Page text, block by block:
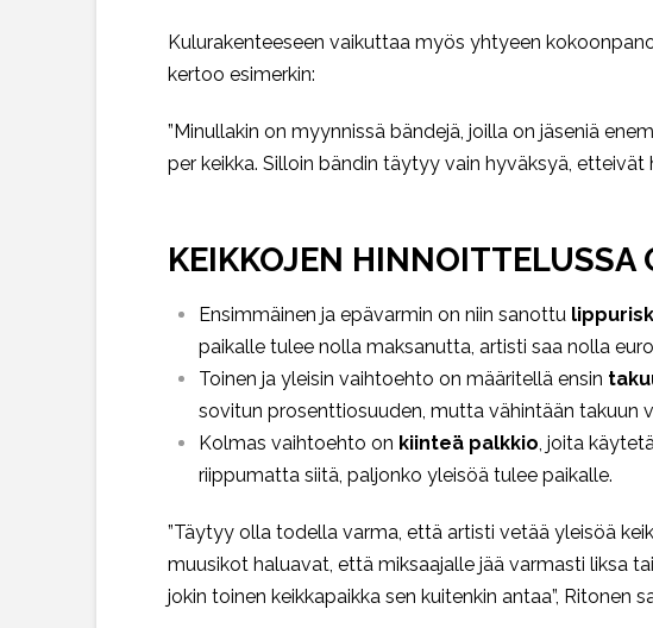
Kulurakenteeseen vaikuttaa myös yhtyeen
kertoo esimerkin:
”Minullakin on myynnissä bändejä, joilla on jäseniä
per keikka. Silloin bändin täytyy vain hyväksyä,
KEIKKOJEN HINNOITTELUSSA
Ensimmäinen ja epävarmin on niin sanottu
paikalle tulee nolla maksanutta, artisti saa nolla
Toinen ja yleisin vaihtoehto on määritellä ensin
sovitun prosenttiosuuden, mutta vähintään takuun
Kolmas vaihtoehto on kiinteä palkkio, joita
riippumatta siitä, paljonko yleisöä tulee paikalle.
”Täytyy olla todella varma, että artisti vetää yleisöä
muusikot haluavat, että miksaajalle jää varmasti liksa
jokin toinen keikkapaikka sen kuitenkin antaa”, Ritonen